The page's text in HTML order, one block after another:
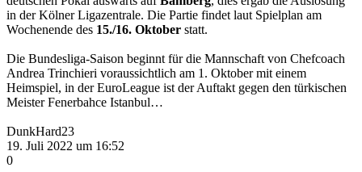
in der Kölner Ligazentrale. Die Partie findet laut Spielplan am
Wochenende des 15./16. Oktober statt.
Die Bundesliga-Saison beginnt für die Mannschaft von Chefcoach
Andrea Trinchieri voraussichtlich am 1. Oktober mit einem
Heimspiel, in der EuroLeague ist der Auftakt gegen den türkischen
Meister Fenerbahce Istanbul…
DunkHard23
19. Juli 2022 um 16:52
0